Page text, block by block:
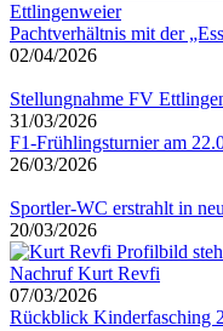
Pachtverhältnis mit der
02/04/2026
Stellungnahme FV
31/03/2026
F1-Frühlingsturnier am
26/03/2026
Sportler-WC erstrahlt in
20/03/2026
Nachruf Kurt Revfi
07/03/2026
Rückblick Kinderfasching